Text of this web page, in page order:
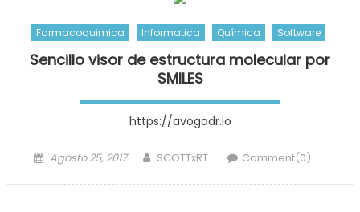
Farmacoquimica Informatica Química Software
Sencillo visor de estructura molecular por
SMILES
https://avogadr.io
Posted
Agosto 25, 2017 Author
SCOTTxRT Comment(0)